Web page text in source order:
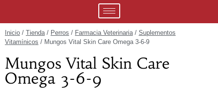
Inicio / Tienda/ Perros / Farmacia Veterinaria/ Suplementos
Vitamínicos / Mungos Vital Skin Care Omega 3-6-9
Mungos Vital Skin Care
Omega 3-6-9